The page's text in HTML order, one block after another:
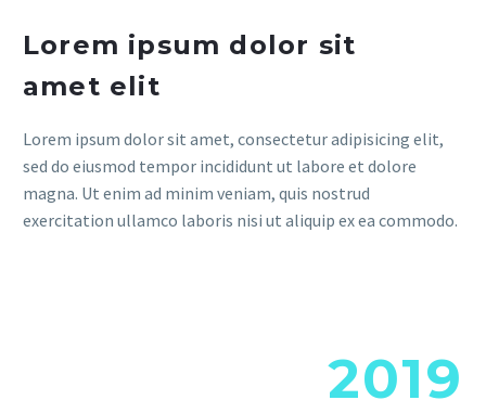
Lorem ipsum dolor sit
amet elit
Lorem ipsum dolor sit amet, consectetur adipisicing elit,
sed do eiusmod tempor incididunt ut labore et dolore
magna. Ut enim ad minim veniam, quis nostrud
exercitation ullamco laboris nisi ut aliquip ex ea commodo.
2019